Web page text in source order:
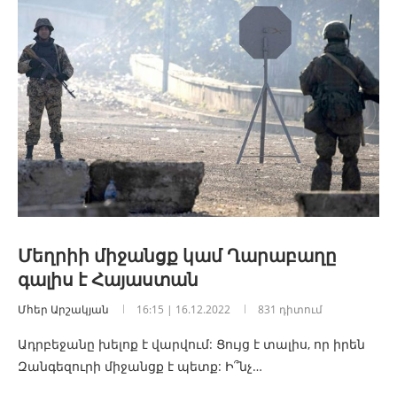
Մեղրիի միջանցք կամ Ղարաբաղը
գալիս է Հայաստան
Մհեր Արշակյան 16:15 | 16.12.2022 831 դիտում
Ադրբեջանը խելոք է վարվում: Ցույց է տալիս, որ իրեն
Զանգեզուրի միջանցք է պետք: Ի՞նչ…